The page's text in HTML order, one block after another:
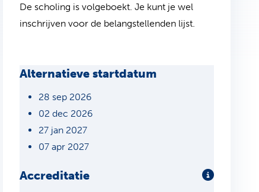
De scholing is volgeboekt. Je kunt je wel
inschrijven voor de belangstellenden lijst.
Alternatieve startdatum
28 sep 2026
02 dec 2026
27 jan 2027
07 apr 2027
Accreditatie Meer